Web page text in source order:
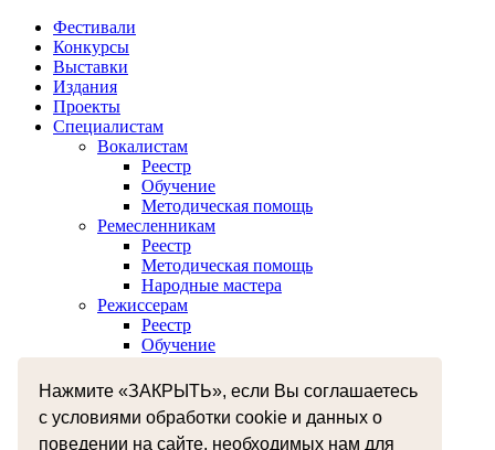
Нажмите «ЗАКРЫТЬ», если Вы соглашаетесь
с условиями обработки cookie и данных о
поведении на сайте, необходимых нам для
Фестивали
Конкурсы
Выставки
Издания
Проекты
Специалистам
Вокалистам
Реестр
Обучение
Методическая помощь
Ремесленникам
Реестр
Методическая помощь
Народные мастера
Режиссерам
Реестр
Обучение
Реестр
Музыкантам
Реестр